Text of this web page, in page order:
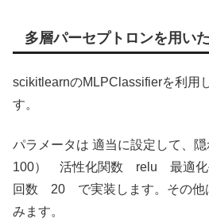
多層パーセプトロンを用い
scikitlearnのMLPClassifierを利用
す。
パラメータは 適当に設定して、
100） 活性化関数 relu 最適化
回数 20 で実装します。その他
みます。